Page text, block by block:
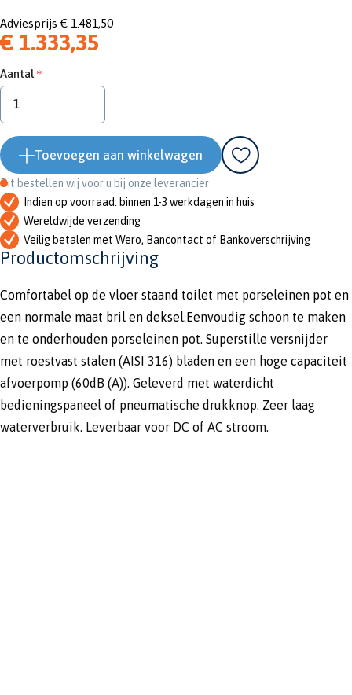
Adviesprijs € 1.481,50
€ 1.333,35
Aantal
Toevoegen aan winkelwagen
Dit bestellen wij voor u bij onze leverancier
Indien op voorraad: binnen 1-3 werkdagen in huis
Wereldwijde verzending
Veilig betalen met Wero, Bancontact of Bankoverschrijving
Productomschrijving
Comfortabel op de vloer staand toilet met porseleinen pot en
een normale maat bril en deksel.Eenvoudig schoon te maken
en te onderhouden porseleinen pot. Superstille versnijder
met roestvast stalen (AISI 316) bladen en een hoge capaciteit
afvoerpomp (60dB (A)). Geleverd met waterdicht
bedieningspaneel of pneumatische drukknop. Zeer laag
waterverbruik. Leverbaar voor DC of AC stroom.